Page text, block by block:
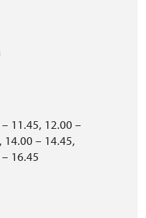
11.45, 12.00 –
14.00 – 14.45,
16.45